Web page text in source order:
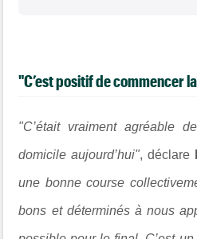
"C’est positif de commencer
"C’était vraiment agréable
domicile aujourd’hui", déclare
une bonne course
bons et déterminés à nous